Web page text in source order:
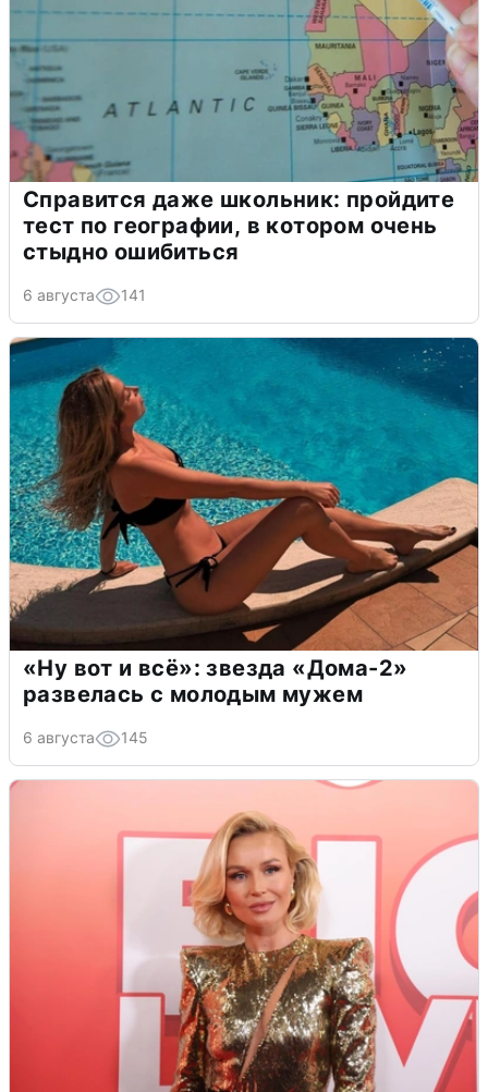
Справится даже школьник: пройдите
тест по географии, в котором очень
стыдно ошибиться
6 августа 141
«Ну вот и всё»: звезда «Дома-2»
развелась с молодым мужем
6 августа 145